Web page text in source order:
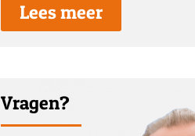
Lees meer
Vragen?